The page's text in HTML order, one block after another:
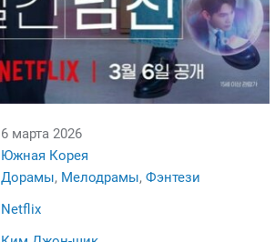
6 марта 2026
Южная Корея
Дорамы, Мелодрамы, Фэнтези
Netflix